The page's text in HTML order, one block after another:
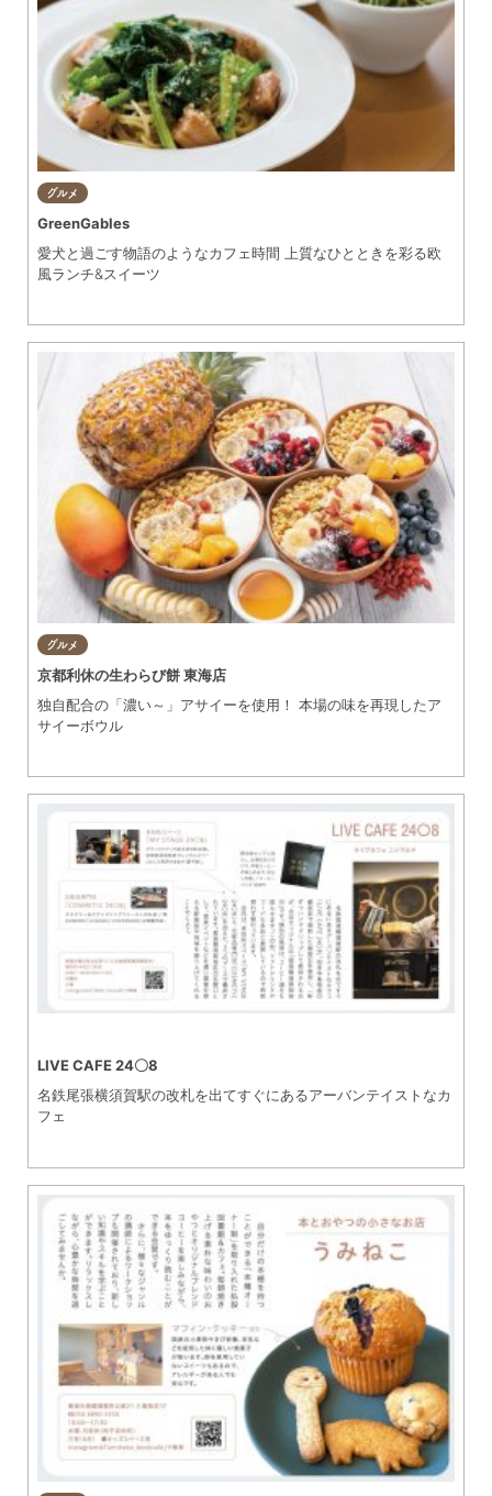
グルメ
GreenGables
愛犬と過ごす物語のようなカフェ時間 上質なひとときを彩る欧
風ランチ&スイーツ
グルメ
京都利休の生わらび餅 東海店
独自配合の「濃い～」アサイーを使用！ 本場の味を再現したア
サイーボウル
LIVE CAFE 24〇8
名鉄尾張横須賀駅の改札を出てすぐにあるアーバンテイストなカ
フェ